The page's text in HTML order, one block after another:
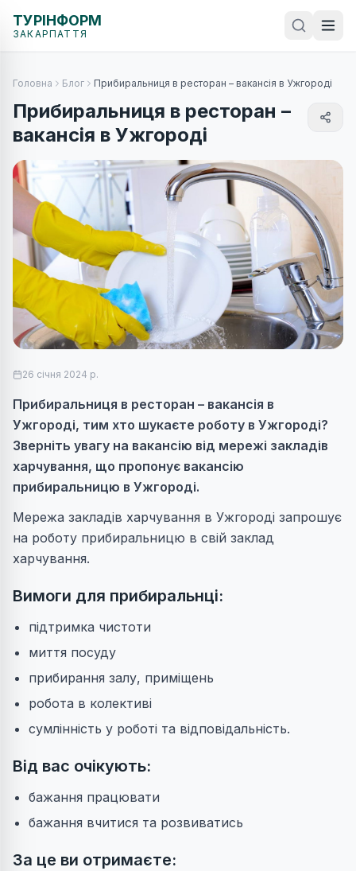
ТУРІНФОРМ
ЗАКАРПАТТЯ
Головна Блог Прибиральниця в ресторан – вакансія в Ужгороді
Прибиральниця в ресторан –
вакансія в Ужгороді
26 січня 2024 р.
Прибиральниця в ресторан – вакансія в
Ужгороді, тим хто шукаєте роботу в Ужгороді?
Зверніть увагу на вакансію від мережі закладів
харчування, що пропонує вакансію
прибиральницю в Ужгороді.
Мережа закладів харчування в Ужгороді запрошує
на роботу прибиральницю в свій заклад
харчування.
Вимоги для прибиральнці:
підтримка чистоти
миття посуду
прибирання залу, приміщень
робота в колективі
сумлінність у роботі та відповідальність.
Від вас очікують:
бажання працювати
бажання вчитися та розвиватись
За це ви отримаєте: